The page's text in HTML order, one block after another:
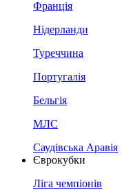
Франція
Нідерланди
Туреччина
Португалія
Бельгія
МЛС
Саудівська Аравія
Єврокубки
Ліга чемпіонів